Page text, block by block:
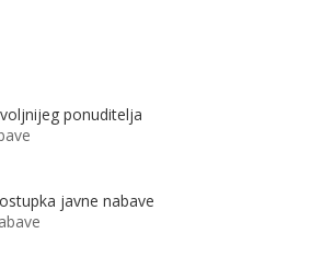
ponuditelja
javne nabave